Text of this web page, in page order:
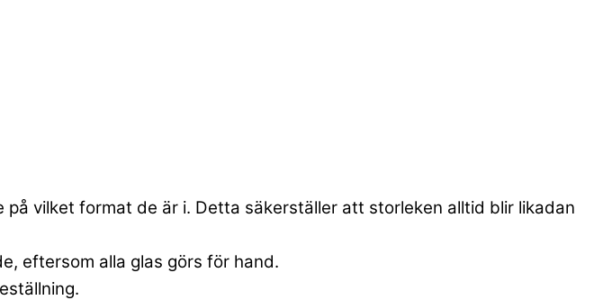
vilket format de är i. Detta säkerställer att storleken alltid blir likadan
eftersom alla glas görs för hand.